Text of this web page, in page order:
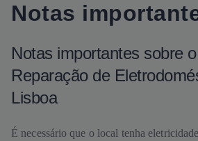
Notas
Notas importantes sobre
Reparação de
Lisboa
É necessário que o local tenha